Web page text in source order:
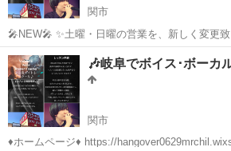
関市
🎤NEW🎤 ✨土曜・日曜の営業を、新しく変更致
ら大人の方まで是非お越しください🎶 ♦️ホームページ♦️
岐阜 関市 ボーカル
🎶岐阜でボイス･ボーカ
関市
♦️ホームページ♦️ https://